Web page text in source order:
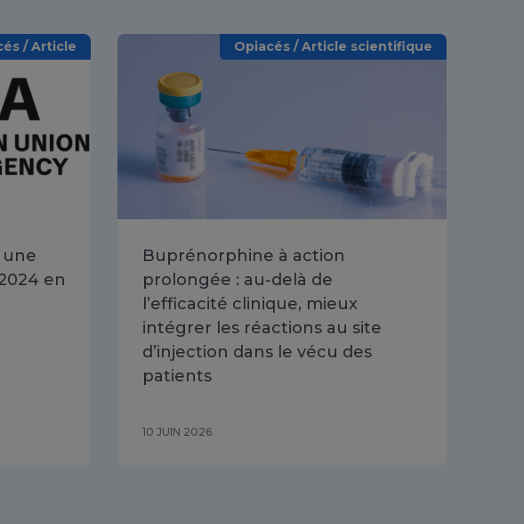
/ Article
une
en
Opiacés / Article scientifique
Buprénorphine à action
prolongée : au-delà de
l’efficacité clinique, mieux
intégrer les réactions au site
d’injection dans le vécu des
patients
10 JUIN 2026